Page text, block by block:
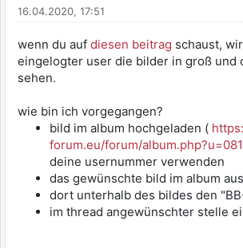
16.04.2020, 17:51
wenn du auf diesen beitrag schaust,
eingelogter user die bilder in groß und
sehen.
wie bin ich vorgegangen?
bild im album hochgeladen (
forum.eu/forum/
deine usernummer verwenden
das gewünschte bild im album
dort unterhalb des bildes den
im thread angewünschter stelle